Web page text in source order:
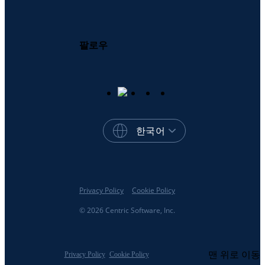
팔로우
한국어
© 2026 Centric Software, Inc.
Privacy Policy Cookie Policy
Privacy Policy Cookie Policy 맨 위로 이동